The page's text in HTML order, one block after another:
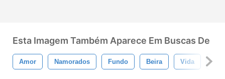
Esta Imagem Também Aparece Em Buscas De
Amor Namorados Fundo Beira Vida